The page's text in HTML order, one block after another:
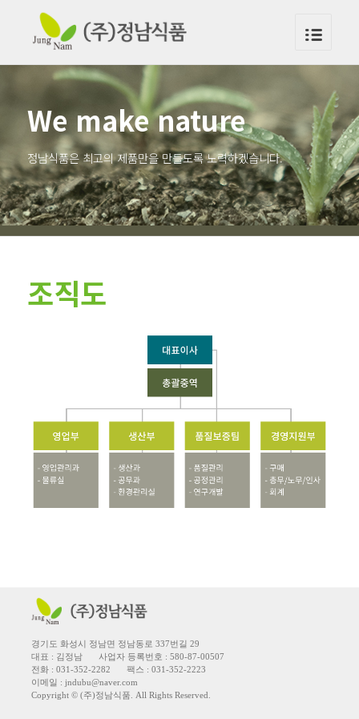
We make nature
정남식품은 최고의 제품만을 만들도록 노력하겠습니다.
조직도
경기도 화성시 정남면 정남동로 337번길 29
대표 : 김정남
사업자 등록번호 : 580-87-00507
전화 : 031-352-2282
팩스 : 031-352-2223
이메일 : jndubu@naver.com
Copyright © (주)정남식품. All Rights Reserved.